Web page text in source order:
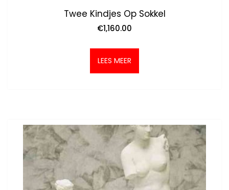
Twee Kindjes Op Sokkel
€1,160.00
LEES MEER